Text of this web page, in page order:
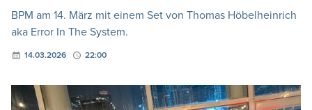
BPM am 14. März mit einem Set von Thomas Höbelheinrich
aka Error In The System.
14.03.2026 22:00